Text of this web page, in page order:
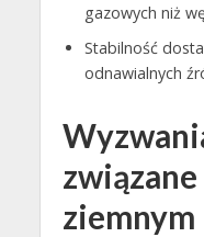
gazowych niż
Stabilność
odnawialnych
związane
ziemnym